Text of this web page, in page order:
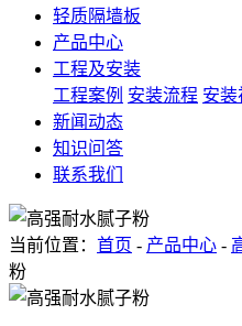
轻质隔墙板
产品中心
工程及安装
工程案例 安装流程 安装
新闻动态
知识问答
联系我们
当前位置： 首页 - 产品中心 -
粉